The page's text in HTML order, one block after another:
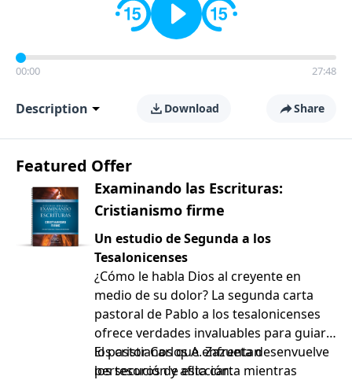
00:00 27:48
Description Download Share
Featured Offer
Examinando las Escrituras:
Cristianismo firme
Un estudio de Segunda a los
Tesalonicenses
¿Cómo le habla Dios al creyente en
medio de su dolor? La segunda carta
pastoral de Pablo a los tesalonicenses
ofrece verdades invaluables para guiar a
los cristianos que enfrentan
persecución y aflicción.
El pastor Carlos A. Zazueta desenvuelve
los tesoros de esta carta mientras